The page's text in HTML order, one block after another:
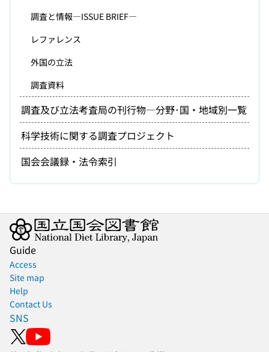
調査と情報―ISSUE BRIEF―
レファレンス
外国の立法
調査資料
調査及び立法考査局の刊行物―分野･国・地域別一覧
科学技術に関する調査プロジェクト
国会会議録・法令索引
Guide
Access
Site map
Help
Contact Us
SNS